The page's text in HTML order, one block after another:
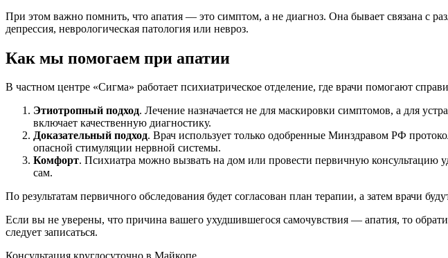
При этом важно помнить, что апатия — это симптом, а не диагноз. Она бывает связана с
депрессия, неврологическая патология или невроз.
Как мы помогаем при апатии
В частном центре «Сигма» работает психиатрическое отделение, где врачи помогают
Этиотропный подход. Лечение назначается не для маскировки симптомов, а для
включает качественную диагностику.
Доказательный подход. Врач использует только одобренные Минздравом РФ
опасной стимуляции нервной системы.
Комфорт. Психиатра можно вызвать на дом или провести первичную консультацию
сам.
По результатам первичного обследования будет согласован план терапии, а затем врачи
Если вы не уверены, что причина вашего ухудшившегося самочувствия — апатия, то
следует записаться.